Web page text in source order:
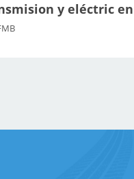
y eléctric